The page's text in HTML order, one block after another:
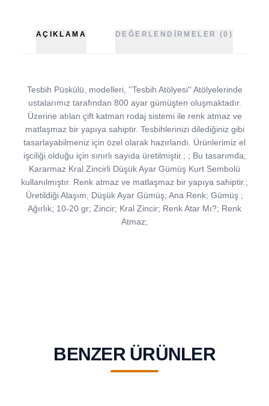
AÇIKLAMA DEĞERLENDIRMELER (0)
Tesbih Püskülü, modelleri, ''Tesbih Atölyesi'' Atölyelerinde
ustalarımız tarafından 800 ayar gümüşten oluşmaktadır.
Üzerine atılan çift katman rodaj sistemi ile renk atmaz ve
matlaşmaz bir yapıya sahiptir. Tesbihlerinizi dilediğiniz gibi
tasarlayabilmeniz için özel olarak hazırlandı. Ürünlerimiz el
işciliği olduğu için sınırlı sayıda üretilmiştir.; ; Bu tasarımda;
Kararmaz Kral Zincirli Düşük Ayar Gümüş Kurt Sembolü
kullanılmıştır. Renk atmaz ve matlaşmaz bir yapıya sahiptir.;
Üretildiği Alaşım; Düşük Ayar Gümüş; Ana Renk; Gümüş ;
Ağırlık; 10-20 gr; Zincir; Kral Zincir; Renk Atar Mı?; Renk
Atmaz;
BENZER ÜRÜNLER